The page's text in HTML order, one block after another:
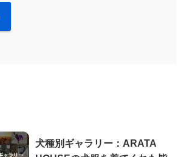
犬種別ギャラリー：ARATA